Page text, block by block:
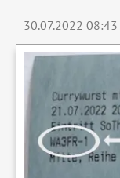
30.07.2022 08:43